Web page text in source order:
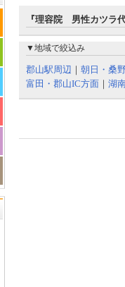
『理容院 男性カツラ
▼地域で絞込み
郡山駅周辺 ｜ 朝日・桑
富田・郡山IC方面 ｜ 湖